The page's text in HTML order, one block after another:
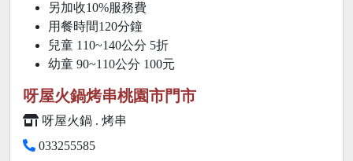
另加收10%服務費
用餐時間120分鐘
兒童 110~140公分 5折
幼童 90~110公分 100元
呀屋火鍋烤串桃園市門市
呀屋火鍋 . 烤串
033255585